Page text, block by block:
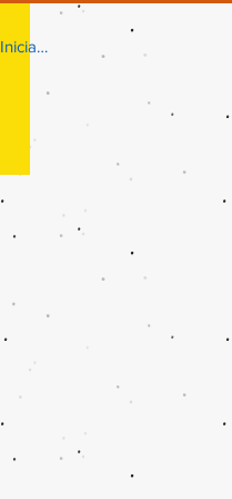
Iniciar sesión